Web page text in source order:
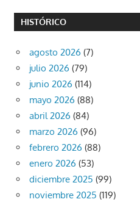
HISTÓRICO
agosto 2026 (7)
julio 2026 (79)
junio 2026 (114)
mayo 2026 (88)
abril 2026 (84)
marzo 2026 (96)
febrero 2026 (88)
enero 2026 (53)
diciembre 2025 (99)
noviembre 2025 (119)